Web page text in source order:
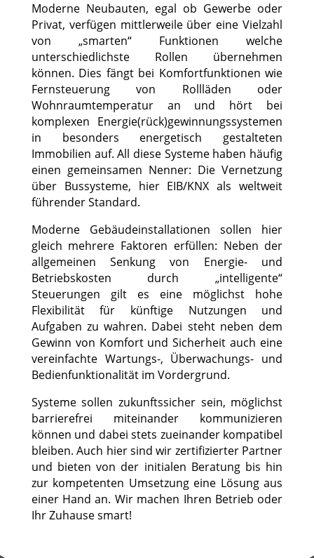
Moderne Neubauten, egal ob Gewerbe oder
Privat, verfügen mittlerweile über eine Vielzahl
von „smarten“ Funktionen welche
unterschiedlichste Rollen übernehmen
können. Dies fängt bei Komfortfunktionen wie
Fernsteuerung von Rollläden oder
Wohnraumtemperatur an und hört bei
komplexen Energie(rück)gewinnungssystemen
in besonders energetisch gestalteten
Immobilien auf. All diese Systeme haben häufig
einen gemeinsamen Nenner: Die Vernetzung
über Bussysteme, hier EIB/KNX als weltweit
führender Standard.
Moderne Gebäudeinstallationen sollen hier
gleich mehrere Faktoren erfüllen: Neben der
allgemeinen Senkung von Energie- und
Betriebskosten durch „intelligente“
Steuerungen gilt es eine möglichst hohe
Flexibilität für künftige Nutzungen und
Aufgaben zu wahren. Dabei steht neben dem
Gewinn von Komfort und Sicherheit auch eine
vereinfachte Wartungs-, Überwachungs- und
Bedienfunktionalität im Vordergrund.
Systeme sollen zukunftssicher sein, möglichst
barrierefrei miteinander kommunizieren
können und dabei stets zueinander kompatibel
bleiben. Auch hier sind wir zertifizierter Partner
und bieten von der initialen Beratung bis hin
zur kompetenten Umsetzung eine Lösung aus
einer Hand an. Wir machen Ihren Betrieb oder
Ihr Zuhause smart!